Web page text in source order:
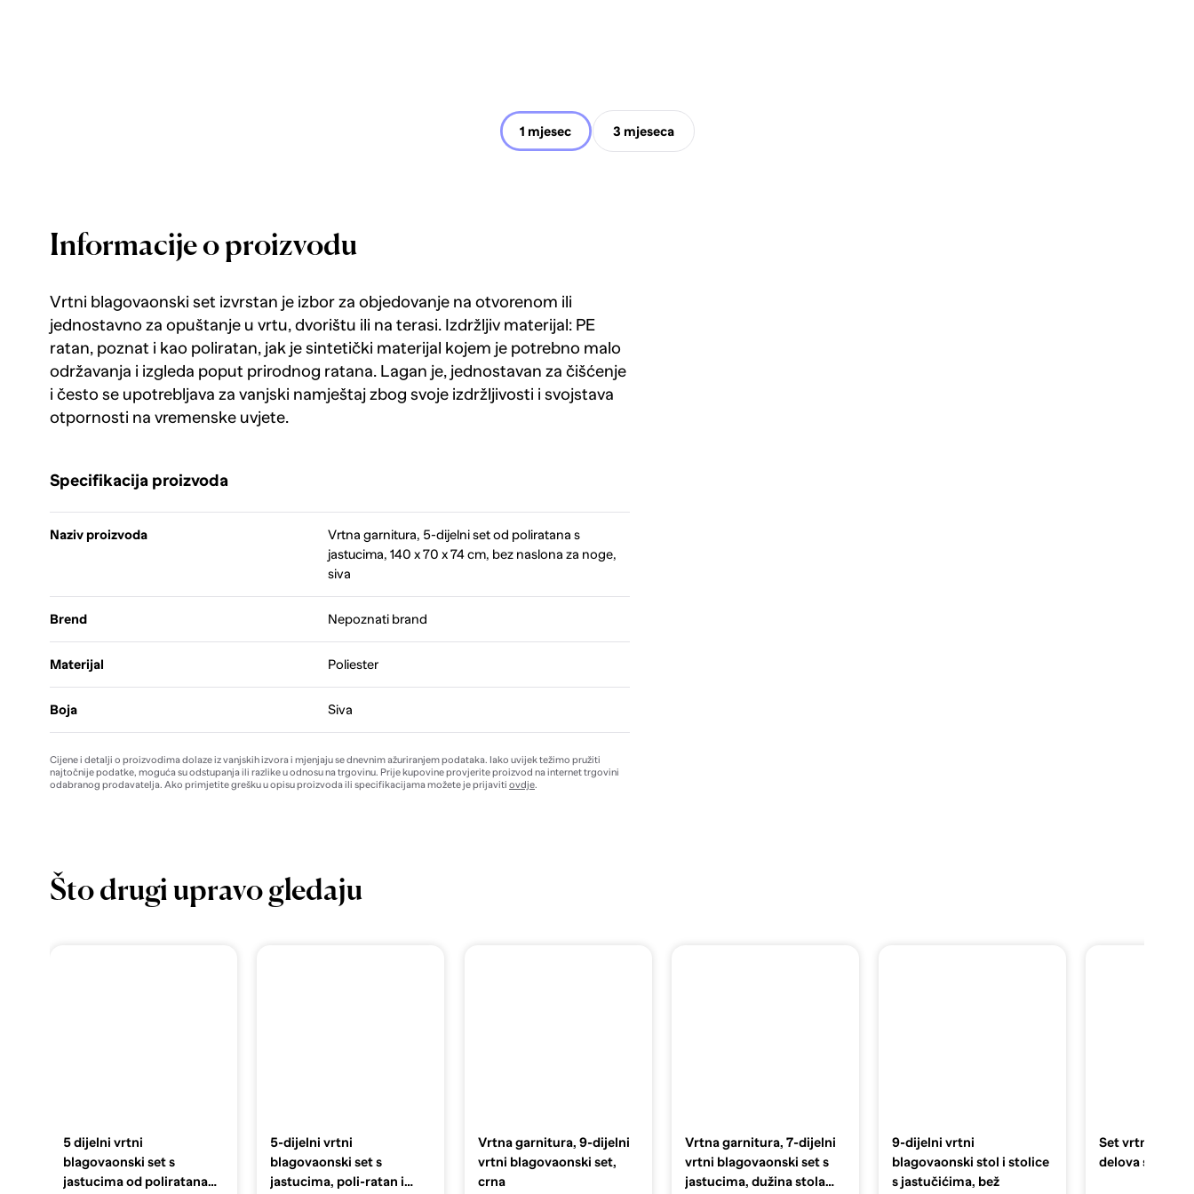
1 mjesec 3 mjeseca
Informacije o proizvodu
Vrtni blagovaonski set izvrstan je izbor za objedovanje na otvorenom ili
jednostavno za opuštanje u vrtu, dvorištu ili na terasi. Izdržljiv materijal: PE
ratan, poznat i kao poliratan, jak je sintetički materijal kojem je potrebno malo
održavanja i izgleda poput prirodnog ratana. Lagan je, jednostavan za čišćenje
i često se upotrebljava za vanjski namještaj zbog svoje izdržljivosti i svojstava
otpornosti na vremenske uvjete.
Specifikacija proizvoda
Naziv proizvoda
Vrtna garnitura, 5-dijelni set od poliratana s
jastucima, 140 x 70 x 74 cm, bez naslona za noge,
siva
Brend Nepoznati brand
Materijal Poliester
Boja Siva
Cijene i detalji o proizvodima dolaze iz vanjskih izvora i mjenjaju se dnevnim ažuriranjem podataka. Iako uvijek težimo pružiti
najtočnije podatke, moguća su odstupanja ili razlike u odnosu na trgovinu. Prije kupovine provjerite proizvod na internet trgovini
odabranog prodavatelja. Ako primjetite grešku u opisu proizvoda ili specifikacijama možete je prijaviti ovdje.
Što drugi upravo gledaju
5 dijelni vrtni
blagovaonski set s
jastucima od poliratana
5-dijelni vrtni
blagovaonski set s
jastucima, poli-ratan i
Vrtna garnitura, 9-dijelni
vrtni blagovaonski set,
crna
Vrtna garnitura, 7-dijelni
vrtni blagovaonski set s
jastucima, dužina stola
9-dijelni vrtni
blagovaonski stol i stolice
s jastučićima, bež
Set vrtnih sofa
delova s